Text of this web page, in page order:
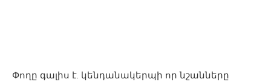
Փողը գալիս է. կենդանակերպի որ նշանները